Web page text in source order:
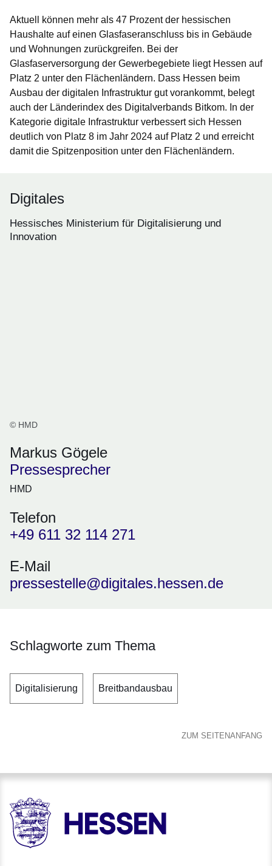
Aktuell können mehr als 47 Prozent der hessischen
Haushalte auf einen Glasfaseranschluss bis in Gebäude
und Wohnungen zurückgreifen. Bei der
Glasfaserversorgung der Gewerbegebiete liegt Hessen auf
Platz 2 unter den Flächenländern. Dass Hessen beim
Ausbau der digitalen Infrastruktur gut vorankommt, belegt
auch der Länderindex des Digitalverbands Bitkom. In der
Kategorie digitale Infrastruktur verbessert sich Hessen
deutlich von Platz 8 im Jahr 2024 auf Platz 2 und erreicht
damit die Spitzenposition unter den Flächenländern.
Digitales
Hessisches Ministerium für Digitalisierung und
Innovation
© HMD
Markus Gögele
Pressesprecher
HMD
Telefon
+49 611 32 114 271
E-Mail
pressestelle@digitales.hessen.de
Schlagworte zum Thema
Digitalisierung Breitbandausbau
ZUM SEITENANFANG
HESSEN - Hessische Landesregierung